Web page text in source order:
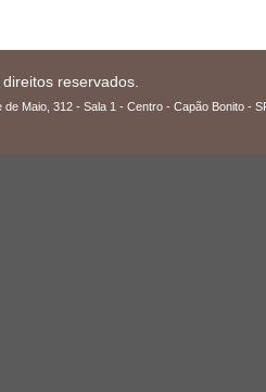
reservados.
Maio, 312 - Sala 1 - Centro - Capão Bonito -